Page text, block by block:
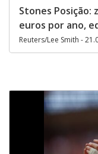
Stones Posição:
euros por ano,
Reuters/Lee Smith -